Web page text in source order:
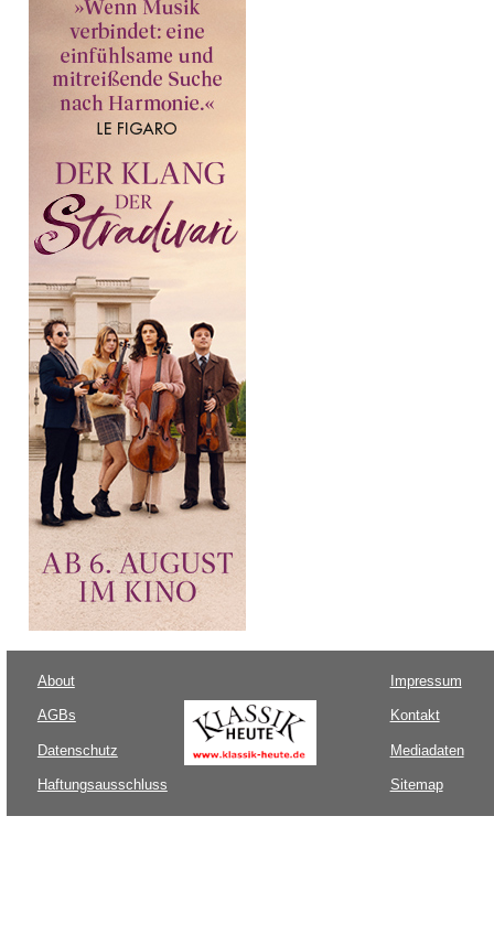
About
AGBs
Datenschutz
Haftungsausschluss
Impressum
Kontakt
Mediadaten
Sitemap